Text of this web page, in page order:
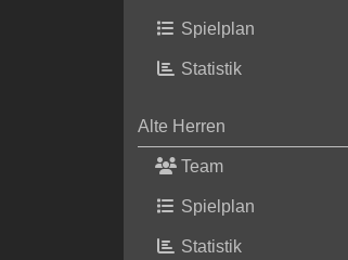
Spielplan
Statistik
Alte Herren
Team
Spielplan
Statistik